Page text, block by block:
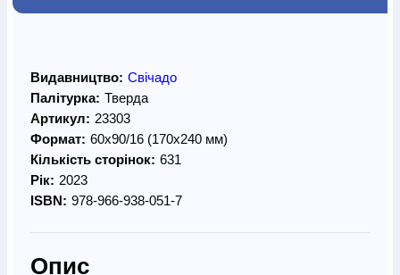
Видавництво: Свічадо
Палітурка: Тверда
Артикул: 23303
Формат: 60х90/16 (170х240 мм)
Кількість сторінок: 631
Рік: 2023
ISBN: 978-966-938-051-7
Опис